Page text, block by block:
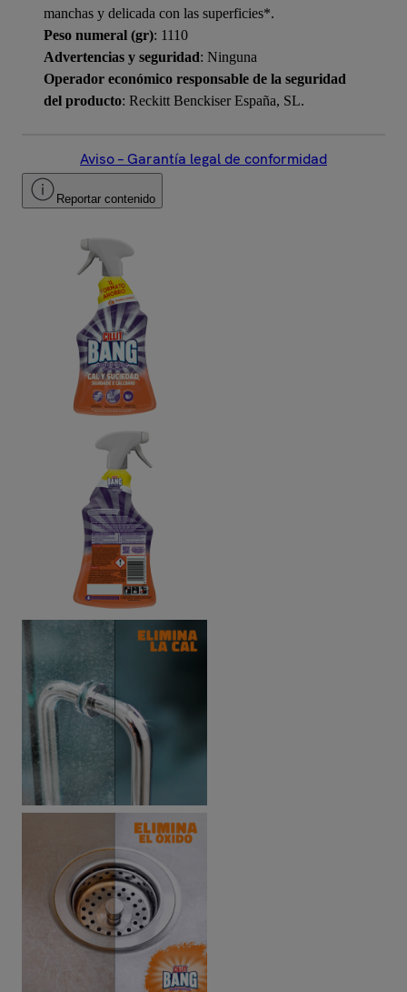
manchas y delicada con las superficies*.
Peso numeral (gr): 1110
Advertencias y seguridad: Ninguna
Operador económico responsable de la seguridad
del producto: Reckitt Benckiser España, SL.
Aviso – Garantía legal de conformidad
Reportar contenido